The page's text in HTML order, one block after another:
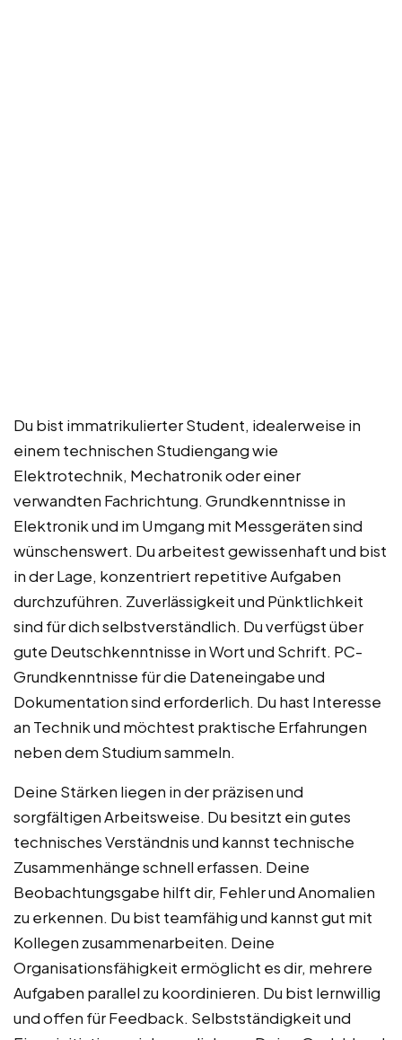
Du bist immatrikulierter Student, idealerweise in
einem technischen Studiengang wie
Elektrotechnik, Mechatronik oder einer
verwandten Fachrichtung. Grundkenntnisse in
Elektronik und im Umgang mit Messgeräten sind
wünschenswert. Du arbeitest gewissenhaft und bist
in der Lage, konzentriert repetitive Aufgaben
durchzuführen. Zuverlässigkeit und Pünktlichkeit
sind für dich selbstverständlich. Du verfügst über
gute Deutschkenntnisse in Wort und Schrift. PC-
Grundkenntnisse für die Dateneingabe und
Dokumentation sind erforderlich. Du hast Interesse
an Technik und möchtest praktische Erfahrungen
neben dem Studium sammeln.
Deine Stärken liegen in der präzisen und
sorgfältigen Arbeitsweise. Du besitzt ein gutes
technisches Verständnis und kannst technische
Zusammenhänge schnell erfassen. Deine
Beobachtungsgabe hilft dir, Fehler und Anomalien
zu erkennen. Du bist teamfähig und kannst gut mit
Kollegen zusammenarbeiten. Deine
Organisationsfähigkeit ermöglicht es dir, mehrere
Aufgaben parallel zu koordinieren. Du bist lernwillig
und offen für Feedback. Selbstständigkeit und